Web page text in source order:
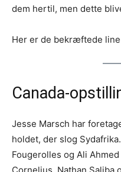
dem hertil, men dette
Her er de bekræftede
Canada-
Jesse Marsch har
holdet, der slog
Fougerolles og Ali